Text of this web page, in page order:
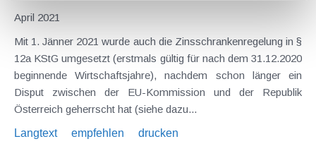
April 2021
Mit 1. Jänner 2021 wurde auch die Zinsschrankenregelung in §
12a KStG umgesetzt (erstmals gültig für nach dem 31.12.2020
beginnende Wirtschaftsjahre), nachdem schon länger ein
Disput zwischen der EU-Kommission und der Republik
Österreich geherrscht hat (siehe dazu...
Langtext
empfehlen drucken